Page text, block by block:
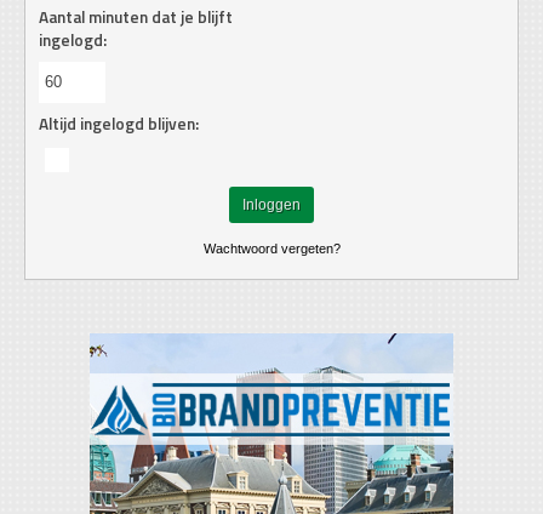
Aantal minuten dat je blijft
ingelogd:
Altijd ingelogd blijven:
Wachtwoord vergeten?